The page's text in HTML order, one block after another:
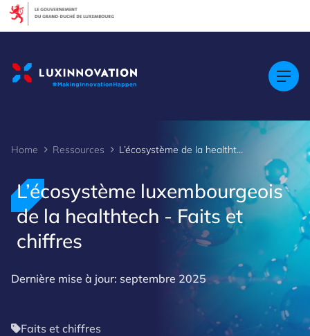
Home Ressources L’écosystème de la healthtech - Faits et chiffres
L’écosystème luxembourgeois
de la healthtech - Faits et
chiffres
Dernière mise à jour: septembre 2025
Faits et chiffres
Cookies management panel